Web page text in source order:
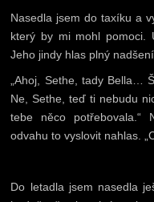
Nasedla jsem do taxíku a
který by mi mohl pomoci.
Jeho jindy hlas plný
„Ahoj, Sethe, tady Bella…
Ne, Sethe, teď ti nebudu
tebe něco potřebovala.“
odvahu to vyslovit nahlas.
Do letadla jsem nasedla